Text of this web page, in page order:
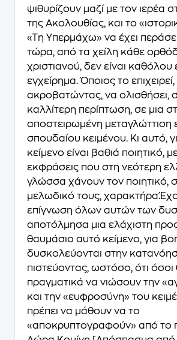
ψιθυρίζουν μαζί με τον ιερέα
της Ακολουθίας, και το
«Τη Υπερμάχω» να έχει
τώρα, από τα χείλη κάθε
χριστιανού, δεν είναι
εγχείρημα. Όποιος το επιχειρεί,
ακροβατώντας, να ολισθήσει,
καλλίτερη περίπτωση, σε μια
αποστειρωμένη μεταγλώττιση
σπουδαίου κειμένου. Κι αυτό,
κείμενο είναι βαθιά ποιητικό,
εκφράσεις που στη νεότερη
γλώσσα χάνουν τον ποιητικό,
μελωδικό τους,
επίγνωση όλων αυτών των
αποτόλμησα μια ελάχιστη
θαυμάσιο αυτό κείμενο, για
δυσκολεύονται στην
πιστεύοντας, ωστόσο, ότι
πραγματικά να νιώσουν την
και την «ευφροσύνη» του
πρέπει να μάθουν να το
«αποκρυπτογραφούν» από το